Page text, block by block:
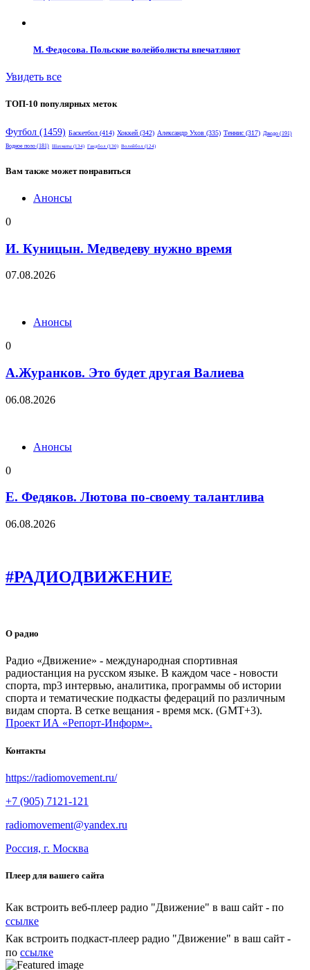
М. Федосова. Польские волейболисты впечатляют
Увидеть все
ТОП-10 популярных меток
Футбол (1459) Баскетбол (414) Хоккей (342) Александр Ухов (335) Теннис (317) Дзюдо (191)
Водное поло (181) Шахматы (134) Гандбол (130) Волейбол (124)
Вам также может понравиться
Анонсы
0
И. Куницын. Медведеву нужно время
07.08.2026
Анонсы
0
А.Журанков. Это будет другая Валиева
06.08.2026
Анонсы
0
Е. Федяков. Лютова по-своему талантлива
06.08.2026
#РАДИОДВИЖЕНИЕ
О радио
Радио «Движение» - международная спортивная
радиостанция на русском языке. В каждом часе - новости
спорта, mp3 интервью, аналитика, программы об истории
спорта и тематические подкасты федераций по различным
видам спорта. В сетке вещания - время мск. (GMT+3).
Проект ИА «Репорт-Информ».
Контакты
https://radiomovement.ru/
+7 (905) 7121-121
radiomovement@yandex.ru
Россия, г. Москва
Плеер для вашего сайта
Как встроить веб-плеер радио "Движение" в ваш сайт - по
ссылке
Как встроить подкаст-плеер радио "Движение" в ваш сайт -
по ссылке